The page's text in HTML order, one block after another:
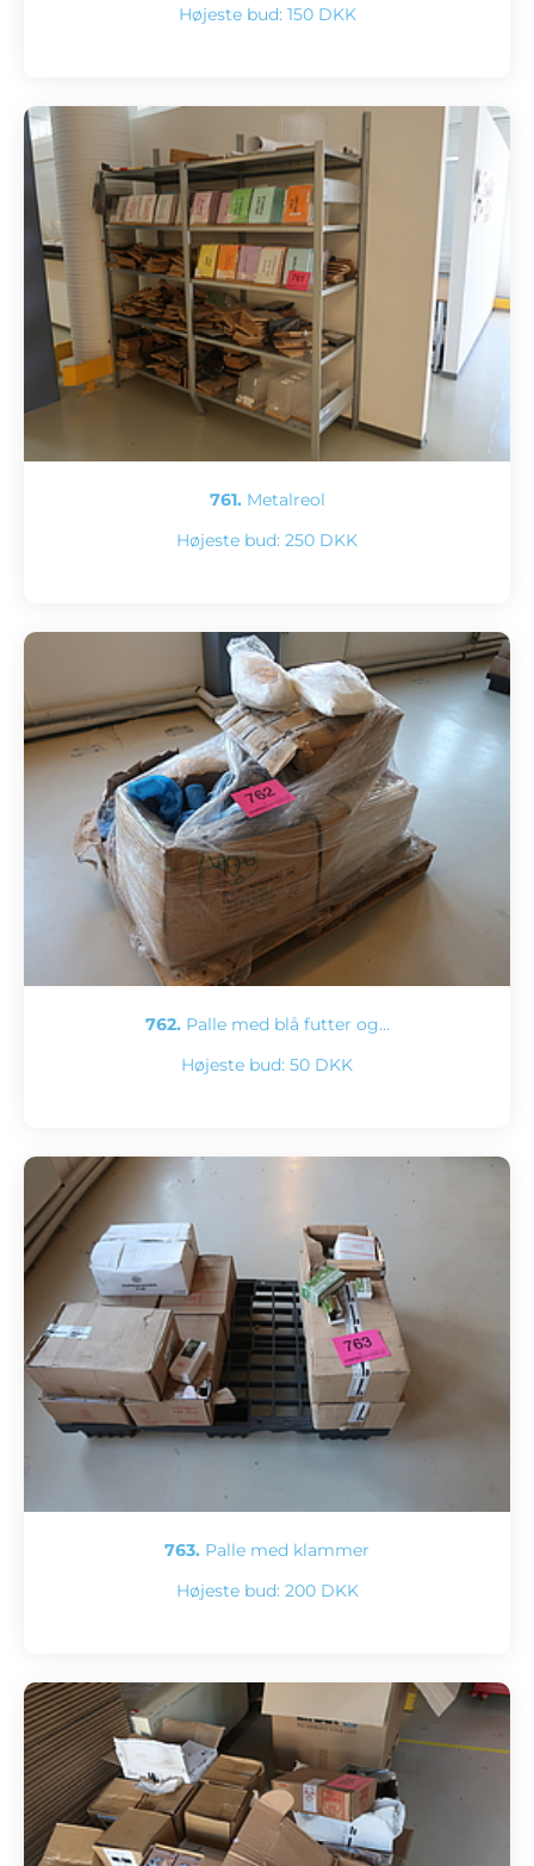
Højeste bud: 150 DKK
761. Metalreol
Højeste bud: 250 DKK
762. Palle med blå futter og…
Højeste bud: 50 DKK
763. Palle med klammer
Højeste bud: 200 DKK